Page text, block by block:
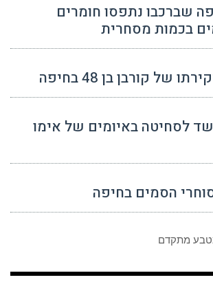
שברכבו נתפסו חומרים
בכמות מסחרית
של קורבן בן 48 בחיפה
בחשד לסחיטה באיומים של אימו
הסמים בחיפה